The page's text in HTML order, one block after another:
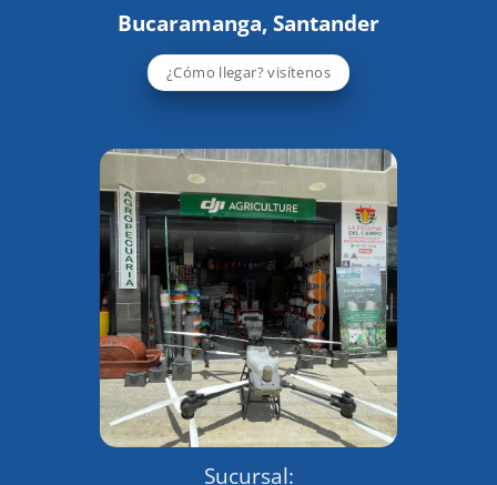
Bucaramanga, Santander
¿Cómo llegar? visítenos
Sucursal: